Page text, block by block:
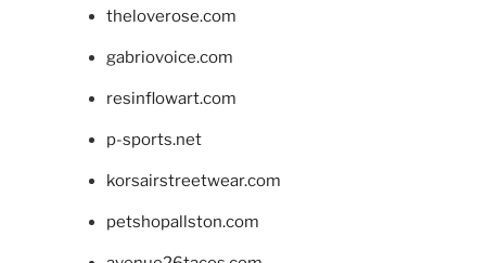
theloverose.com
gabriovoice.com
resinflowart.com
p-sports.net
korsairstreetwear.com
petshopallston.com